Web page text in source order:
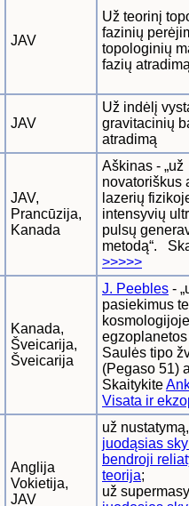
JAV
Už teorinį
fazinių
topologinių
fazių
JAV
Už indėlį
gravitacinių
atradimą
JAV,
Prancūzija,
Kanada
Aškinas - „už
novatoriškus
lazerių
intensyvių
pulsų
metodą“.
>>>>>
Kanada,
Šveicarija,
Šveicarija
J. Peebles -
pasiekimus
Saulės tipo
(Pegaso 51)
Skaitykite
Visata ir
Anglija
Vokietija,
JAV
už
juodąsias
bendroji
teorija;
už